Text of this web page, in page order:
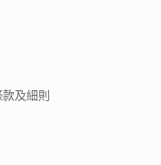
款及細則